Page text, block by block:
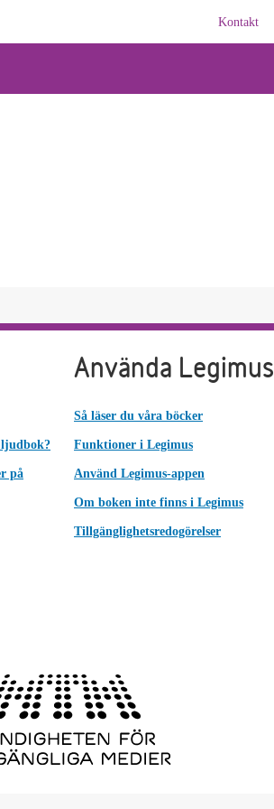
Kontakt
ljudbok?
på
Använda Legimus
Så läser du våra böcker
Funktioner i Legimus
Använd Legimus-appen
Om boken inte finns i Legimus
Tillgänglighetsredogörelser